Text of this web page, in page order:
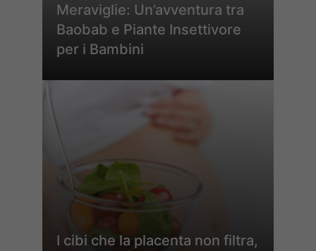
Meraviglie: Un’avventura tra
Baobab e Piante Insettivore
per i Bambini
I cibi che la placenta non filtra,